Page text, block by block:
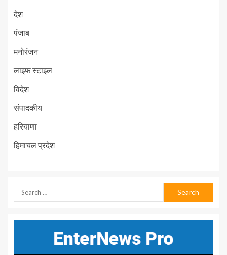
देश
पंजाब
मनोरंजन
लाइफ स्टाइल
विदेश
संपादकीय
हरियाणा
हिमाचल प्रदेश